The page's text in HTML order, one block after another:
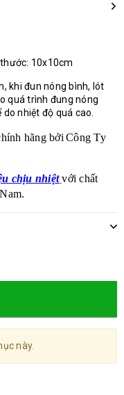
10x10cm
khi đun nóng bình, lót
quá trình đung nóng
nhiệt độ quá cao.
hãng bởi Công Ty
chịu nhiệt với chất
này.